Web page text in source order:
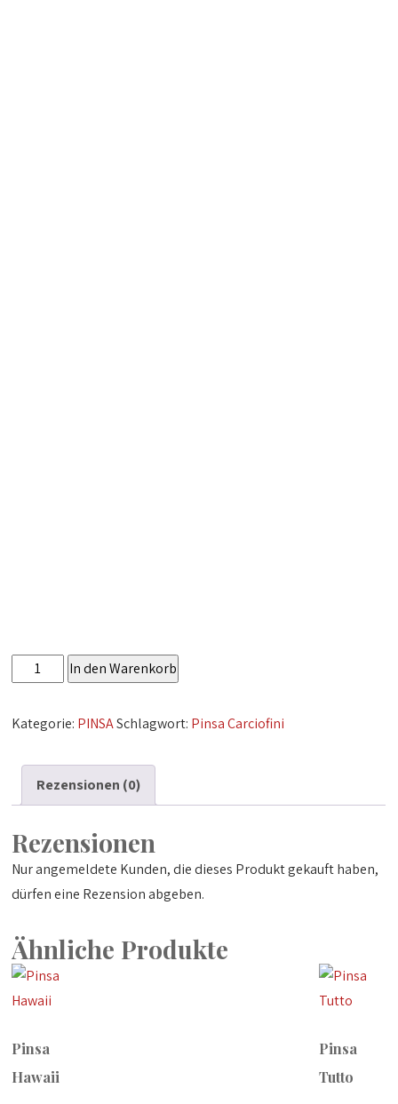
Pinsa
Menge
In den Warenkorb
Kategorie: PINSASchlagwort: Pinsa Carciofini
Rezensionen (0)
Rezensionen
Nur angemeldete Kunden, die dieses Produkt gekauft haben,
dürfen eine Rezension abgeben.
Ähnliche Produkte
Pinsa
Hawaii
Pinsa
Tutto